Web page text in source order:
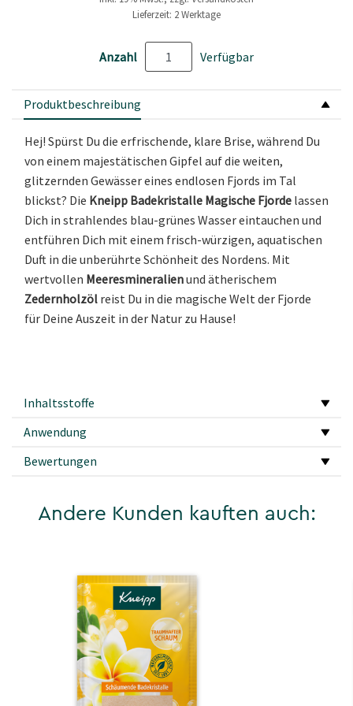
Lieferzeit: 2 Werktage
Anzahl Verfügbar
Produktbeschreibung
Hej! Spürst Du die erfrischende, klare Brise, während Du
von einem majestätischen Gipfel auf die weiten,
glitzernden Gewässer eines endlosen Fjords im Tal
blickst? Die Kneipp Badekristalle Magische Fjorde lassen
Dich in strahlendes blau-grünes Wasser eintauchen und
entführen Dich mit einem frisch-würzigen, aquatischen
Duft in die unberührte Schönheit des Nordens. Mit
wertvollen Meeresmineralienund ätherischem
Zedernholzöl reist Du in die magische Welt der Fjorde
für Deine Auszeit in der Natur zu Hause!
Inhaltsstoffe
Anwendung
Bewertungen
Andere Kunden kauften auch: